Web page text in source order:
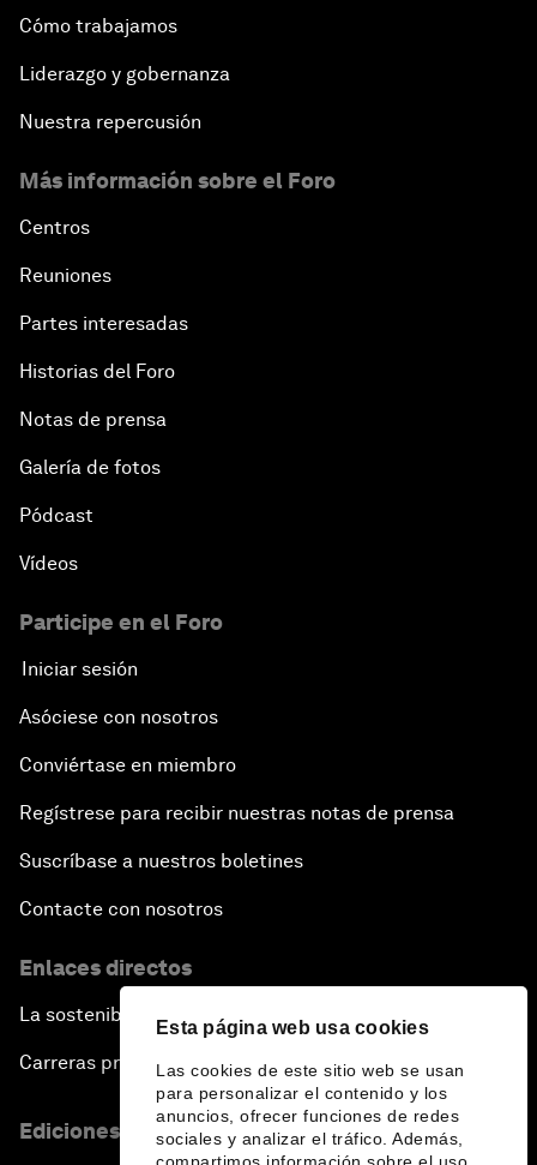
Esta página web usa cookies
Las cookies de este sitio web se usan
para personalizar el contenido y los
anuncios, ofrecer funciones de redes
sociales y analizar el tráfico. Además,
Cómo trabajamos
Liderazgo y gobernanza
Nuestra repercusión
Más información sobre el Foro
Centros
Reuniones
Partes interesadas
Historias del Foro
Notas de prensa
Galería de fotos
Pódcast
Vídeos
Participe en el Foro
Iniciar sesión
Asóciese con nosotros
Conviértase en miembro
Regístrese para recibir nuestras notas de prensa
Suscríbase a nuestros boletines
Contacte con nosotros
Enlaces directos
La sostenibilidad en el Foro
Carreras profesionales
Ediciones en otros idiomas